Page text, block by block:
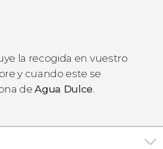
la recogida en vuestro
y cuando este se
deAgua Dulce.